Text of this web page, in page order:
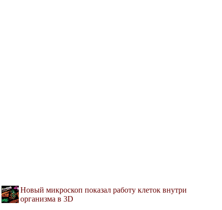
Новый микроскоп показал работу клеток внутри
организма в 3D